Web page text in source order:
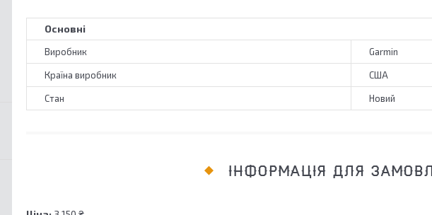
Основні
Виробник Garmin
Країна виробник США
Стан Новий
ІНФОРМАЦІЯ ДЛЯ